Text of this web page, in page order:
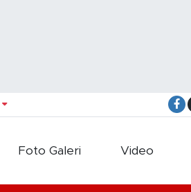
Foto Galeri Video